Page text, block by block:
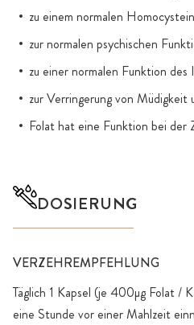
zu einem normalen
zur normalen psychischen
zu einer normalen Funktion des
zur Verringerung von Müdigkeit
Folat hat eine Funktion bei der
DOSIERUNG
VERZEHREMPFEHLUNG
Täglich 1 Kapsel (je 400µg Folat /
eine Stunde vor einer Mahlzeit